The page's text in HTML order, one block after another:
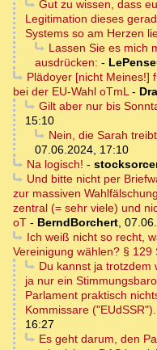
Gut zu wissen, dass
Legitimation dieses
Systems so am Herzen
Lassen Sie es mich
ausdrücken: -
Plädoyer [nicht Meines!]
bei der EU-Wahl oTmL-
Gilt aber nur bis
15:10
Nein, die Sarah
07.06.2024, 17:10
Na logisch! -
Und bitte nicht per
zur massiven
zentral (= sehr viele) und
oT - BerndBorchert,
Ich weiß nicht so recht,
Vereinigung wählen? § 129
Du kannst ja trotzdem
ja nur ein
Parlament praktisch
Kommissare
16:27
Es geht darum, den